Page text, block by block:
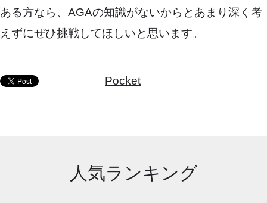
ある方なら、AGAの知識がないからとあまり深く考
えずにぜひ挑戦してほしいと思います。
Pocket
人気ランキング